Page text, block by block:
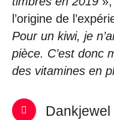
l’origine de
Pour un kiwi, je
pièce. C’est donc
des vitamines en